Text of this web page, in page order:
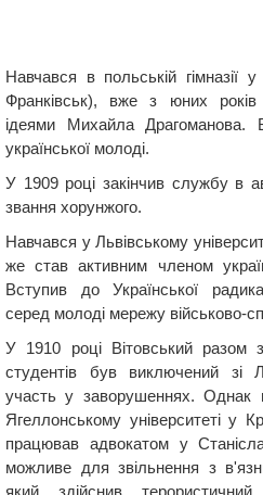
Навчався в польській гімназії
Франківськ), вже з юних років
ідеями Михайла Драгоманова.
української молоді.
У 1909 році закінчив службу в
звання хорунжого.
Навчався у Львівському
же став активним членом
Вступив до Української
серед молоді мережу військово-
У 1910 році Вітовський разом
студентів був виключений зі
участь у заворушеннях. Однак
Ягеллонському університеті у
працював адвокатом у
можливе для звільнення з